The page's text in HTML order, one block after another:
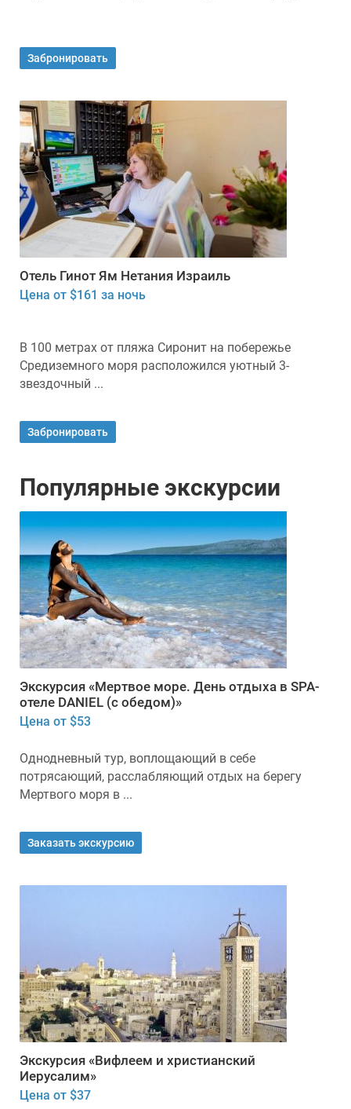
Забронировать
Отель Гинот Ям Нетания Израиль
Цена от $161 за ночь
В 100 метрах от пляжа Сиронит на побережье
Средиземного моря расположился уютный 3-
звездочный ...
Забронировать
Популярные экскурсии
Экскурсия «Мертвое море. День отдыха в SPA-
отеле DANIEL (с обедом)»
Цена от $53
Однодневный тур, воплощающий в себе
потрясающий, расслабляющий отдых на берегу
Мертвого моря в ...
Заказать экскурсию
Экскурсия «Вифлеем и христианский
Иерусалим»
Цена от $37